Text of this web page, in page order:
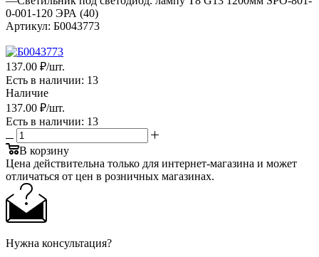
0-001-120 ЭРА (40)
Артикул: Б0043773
137.00 ₽/шт.
Есть в наличии: 13
Наличие
137.00 ₽/шт.
Есть в наличии: 13
В корзину
Цена действительна только для интернет-магазина и может
отличаться от цен в розничных магазинах.
Нужна консультация?